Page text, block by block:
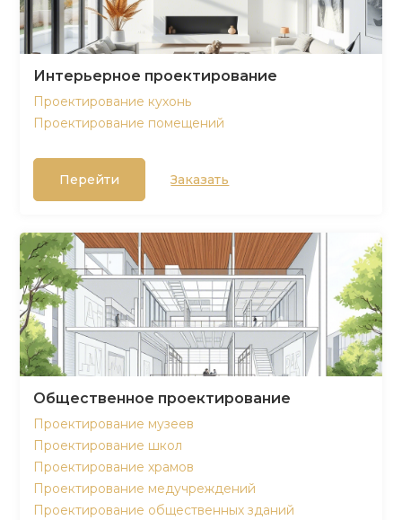
Интерьерное проектирование
Проектирование кухонь
Проектирование помещений
Перейти Заказать
Общественное проектирование
Проектирование музеев
Проектирование школ
Проектирование храмов
Проектирование медучреждений
Проектирование общественных зданий